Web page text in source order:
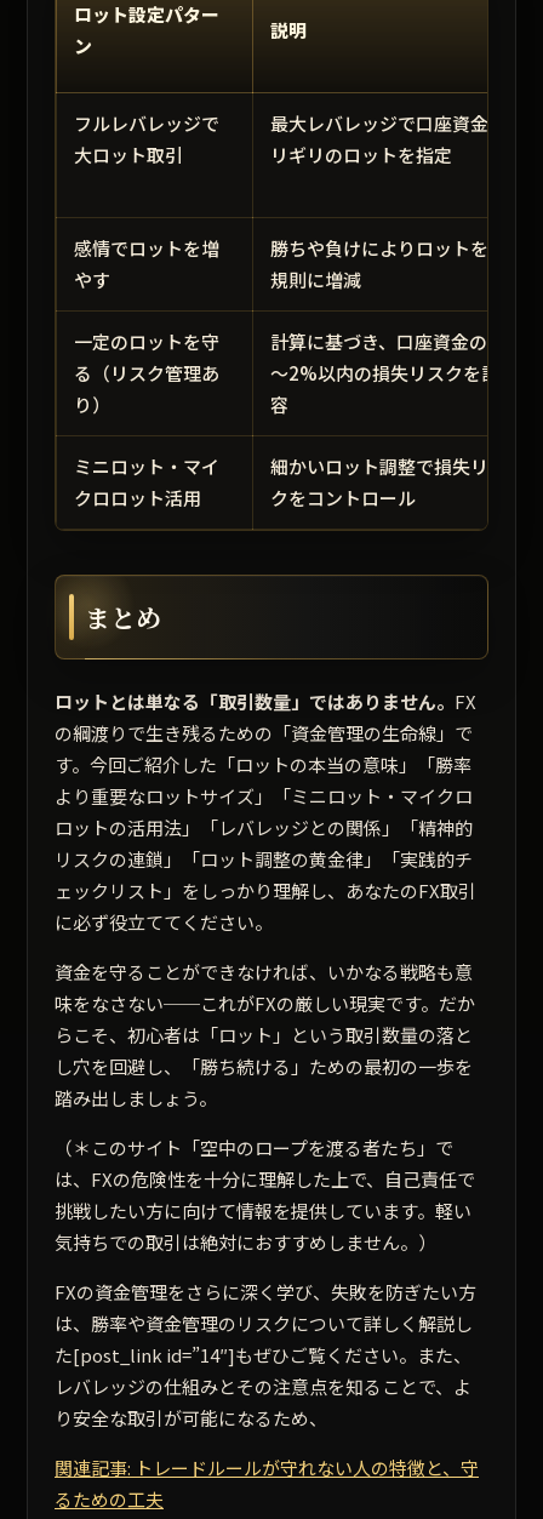
ロット設定パター
ン
説明
フルレバレッジで
大ロット取引
最大レバレッジで口座資金ギ
リギリのロットを指定
感情でロットを増
やす
勝ちや負けによりロットを不
規則に増減
一定のロットを守
る（リスク管理あ
り）
計算に基づき、口座資金の1
～2%以内の損失リスクを許
容
ミニロット・マイ
クロロット活用
細かいロット調整で損失リス
クをコントロール
まとめ
ロットとは単なる「取引数量」ではありません。 FX
の綱渡りで生き残るための「資金管理の生命線」で
す。今回ご紹介した「ロットの本当の意味」「勝率
より重要なロットサイズ」「ミニロット・マイクロ
ロットの活用法」「レバレッジとの関係」「精神的
リスクの連鎖」「ロット調整の黄金律」「実践的チ
ェックリスト」をしっかり理解し、あなたのFX取引
に必ず役立ててください。
資金を守ることができなければ、いかなる戦略も意
味をなさない──これがFXの厳しい現実です。だか
らこそ、初心者は 「ロット」という取引数量の落と
し穴を回避し、「勝ち続ける」ための最初の一歩を
踏み出しましょう。
（＊このサイト「空中のロープを渡る者たち」で
は、FXの危険性を十分に理解した上で、自己責任で
挑戦したい方に向けて情報を提供しています。軽い
気持ちでの取引は絶対におすすめしません。）
FXの資金管理をさらに深く学び、失敗を防ぎたい方
は、勝率や資金管理のリスクについて詳しく解説し
た[post_link id=”14″]もぜひご覧ください。また、
レバレッジの仕組みとその注意点を知ることで、よ
り安全な取引が可能になるため、
関連記事: トレードルールが守れない人の特徴と、守
るための工夫